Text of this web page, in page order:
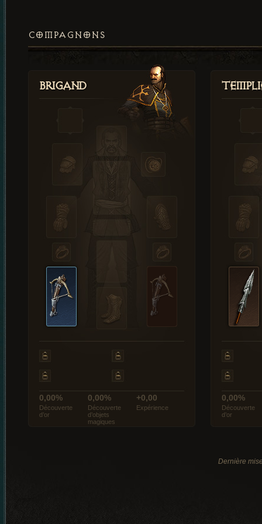
COMPAGNONS
Brigand
0,00%
Découverte
d’or
0,00%
Découverte
d’objets
magiques
+0,00
Expérience
0,00%
Découverte
d’or
Dernière